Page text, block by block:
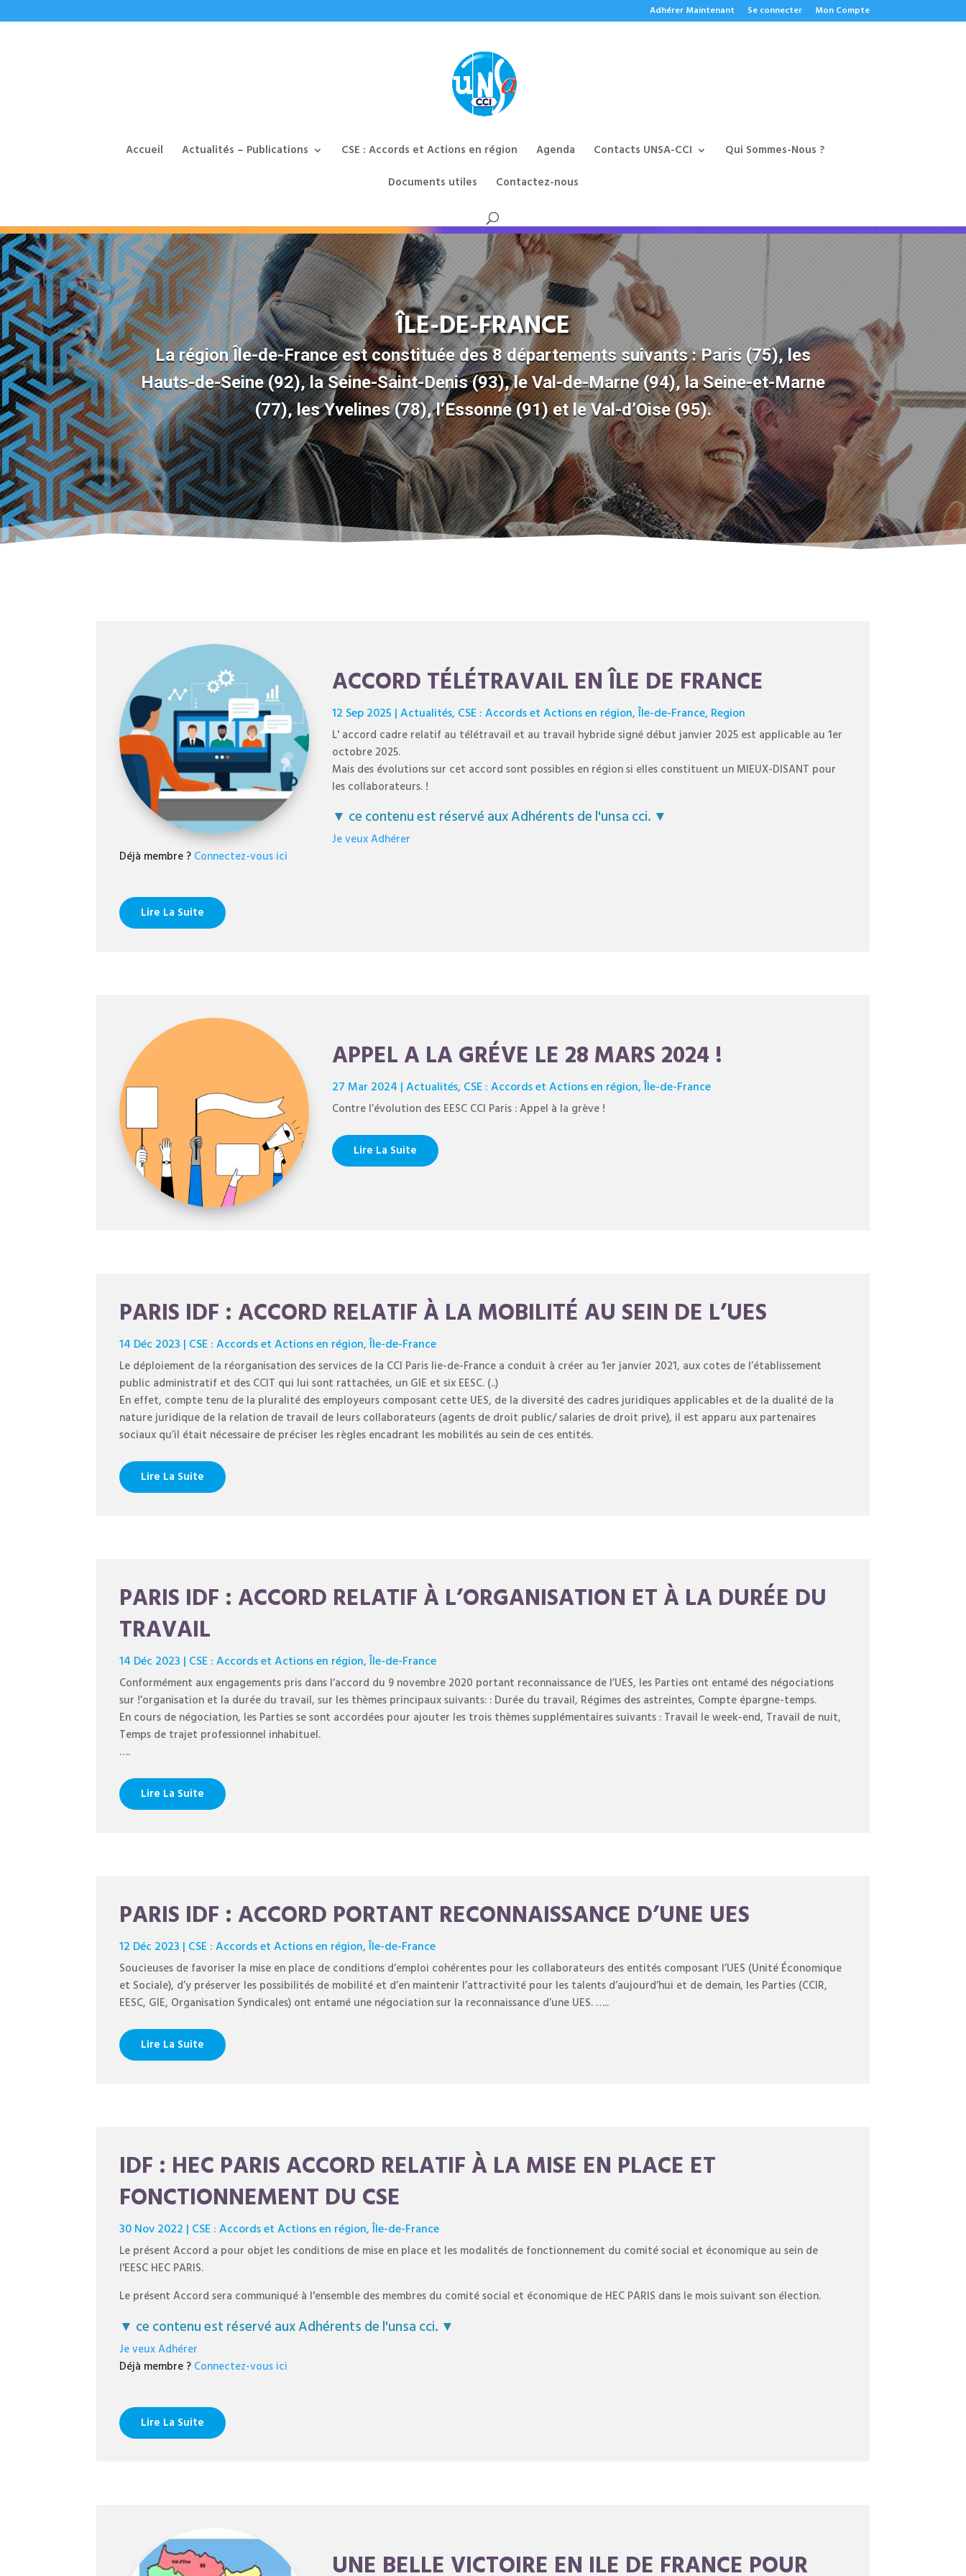
Adhérer Maintenant Se connecter Mon Compte
Accueil Actualités – Publications CSE : Accords et Actions en région Agenda Contacts UNSA-CCI
Qui Sommes-Nous ?
Documents utiles
Contactez-nous
ÎLE-DE-FRANCE
La régionÎle-de-Franceest constituée des 8 départements suivants :Paris (75), les
Hauts-de-Seine(92), la Seine-Saint-Denis(93), le Val-de-Marne(94), la Seine-et-Marne
(77), les Yvelines(78), l’Essonne(91)et le Val-d’Oise(95).
ACCORD TÉLÉTRAVAIL EN ÎLE DE FRANCE
12 Sep 2025 |Actualités, CSE : Accords et Actions en région,Île-de-France, Region
L' accord cadre relatif au télétravail et au travail hybride signé début janvier 2025 est applicable au 1er
octobre 2025.
Mais des évolutions sur cet accord sont possibles en région si elles constituent un MIEUX-DISANT pour
les collaborateurs. !
▼ ce contenu est réservé aux Adhérents de l'unsa cci. ▼
Je veux Adhérer
Déjà membre ? Connectez-vous ici
Lire La Suite
APPEL A LA GRÉVE LE 28 MARS 2024 !
27 Mar 2024 |Actualités, CSE : Accords et Actions en région,Île-de-France
Contre l’évolution des EESC CCI Paris : Appel à la grève !
Lire La Suite
PARIS IDF : ACCORD RELATIF À LA MOBILITÉ AU SEIN DE L’UES
14 Déc 2023 | CSE : Accords et Actions en région,Île-de-France
Le déploiement de la réorganisation des services de la CCI Paris lie-de-France a conduit à créer au 1er janvier 2021, aux cotes de l’établissement
public administratif et des CCIT qui lui sont rattachées, un GIE et six EESC. (..)
En effet, compte tenu de la pluralité des employeurs composant cette UES, de la diversité des cadres juridiques applicables et de la dualité de la
nature juridique de la relation de travail de leurs collaborateurs (agents de droit public/ salaries de droit prive), il est apparu aux partenaires
sociaux qu’il était nécessaire de préciser les règles encadrant les mobilités au sein de ces entités.
Lire La Suite
PARIS IDF : ACCORD RELATIF À L’ORGANISATION ET À LA DURÉE DU
TRAVAIL
14 Déc 2023 | CSE : Accords et Actions en région,Île-de-France
Conformément aux engagements pris dans l’accord du 9 novembre 2020 portant reconnaissance de l’UES, les Parties ont entamé des négociations
sur !’organisation et la durée du travail, sur les thèmes principaux suivants: : Durée du travail, Régimes des astreintes, Compte épargne-temps.
En cours de négociation, les Parties se sont accordées pour ajouter les trois thèmes supplémentaires suivants : Travail le week-end, Travail de nuit,
Temps de trajet professionnel inhabituel.
….
Lire La Suite
PARIS IDF : ACCORD PORTANT RECONNAISSANCE D’UNE UES
12 Déc 2023 | CSE : Accords et Actions en région,Île-de-France
Soucieuses de favoriser la mise en place de conditions d’emploi cohérentes pour les collaborateurs des entités composant l’UES (Unité Économique
et Sociale), d’y préserver les possibilités de mobilité et d’en maintenir l’attractivité pour les talents d’aujourd’hui et de demain, les Parties (CCIR,
EESC, GIE, Organisation Syndicales) ont entamé une négociation sur la reconnaissance d’une UES. …..
Lire La Suite
IDF : HEC PARIS ACCORD RELATIF À LA MISE EN PLACE ET
FONCTIONNEMENT DU CSE
30 Nov 2022 | CSE : Accords et Actions en région,Île-de-France
Le présent Accord a pour objet les conditions de mise en place et les modalités de fonctionnement du comité social et économique au sein de
l'EESC HEC PARIS.
Le présent Accord sera communiqué à l'ensemble des membres du comité social et économique de HEC PARIS dans le mois suivant son élection.
▼ ce contenu est réservé aux Adhérents de l'unsa cci. ▼
Je veux Adhérer
Déjà membre ? Connectez-vous ici
Lire La Suite
UNE BELLE VICTOIRE EN ILE DE FRANCE POUR